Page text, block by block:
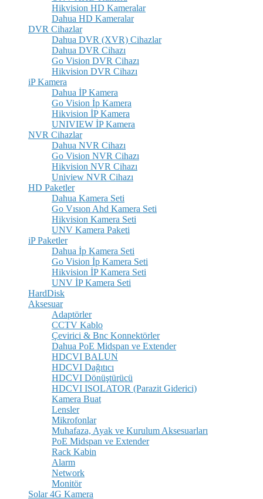
Hikvision HD Kameralar
Dahua HD Kameralar
DVR Cihazlar
Dahua DVR (XVR) Cihazlar
Dahua DVR Cihazı
Go Vision DVR Cihazı
Hikvision DVR Cihazı
iP Kamera
Dahua İP Kamera
Go Vision İp Kamera
Hikvision İP Kamera
UNIVIEW İP Kamera
NVR Cihazlar
Dahua NVR Cihazı
Go Vision NVR Cihazı
Hikvision NVR Cihazı
Uniview NVR Cihazı
HD Paketler
Dahua Kamera Seti
Go Vısıon Ahd Kamera Seti
Hikvision Kamera Seti
UNV Kamera Paketi
iP Paketler
Dahua İp Kamera Seti
Go Vision İp Kamera Seti
Hikvision İP Kamera Seti
UNV İP Kamera Seti
HardDisk
Aksesuar
Adaptörler
CCTV Kablo
Çevirici & Bnc Konnektörler
Dahua PoE Midspan ve Extender
HDCVI BALUN
HDCVI Dağıtıcı
HDCVI Dönüştürücü
HDCVI ISOLATOR (Parazit Giderici)
Kamera Buat
Lensler
Mikrofonlar
Muhafaza, Ayak ve Kurulum Aksesuarları
PoE Midspan ve Extender
Rack Kabin
Alarm
Network
Monitör
Solar 4G Kamera